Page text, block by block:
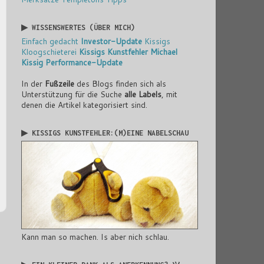
▶ WISSENSWERTES (ÜBER MICH)
Einfach gedacht Investor-Update Kissigs
Kloogschieterei Kissigs Kunstfehler Michael
Kissig Performance-Update
In der Fußzeile des Blogs finden sich als
Unterstützung für die Suche alle Labels , mit
denen die Artikel kategorisiert sind.
▶ KISSIGS KUNSTFEHLER:(M)EINE NABELSCHAU
Kann man so machen. Is aber nich schlau.